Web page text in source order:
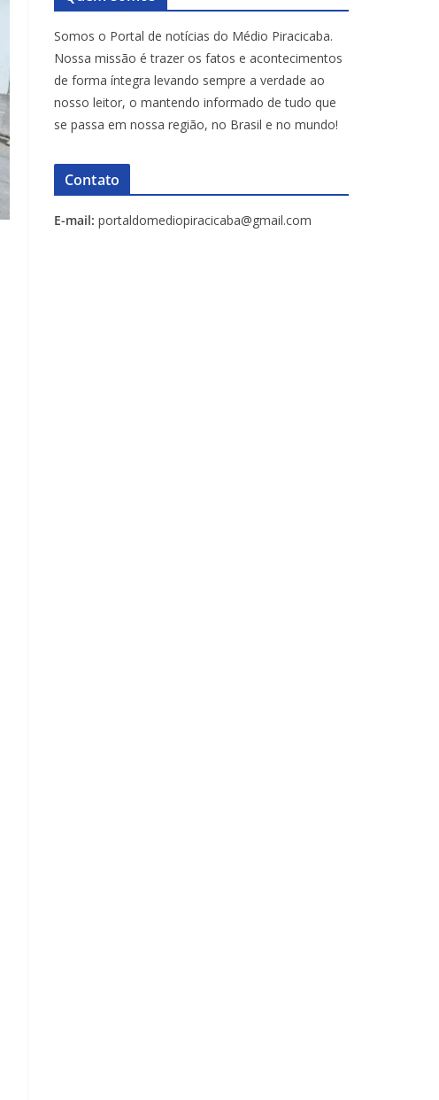
Somos o Portal de notícias do Médio Piracicaba.
Nossa missão é trazer os fatos e acontecimentos
de forma íntegra levando sempre a verdade ao
nosso leitor, o mantendo informado de tudo que
se passa em nossa região, no Brasil e no mundo!
Contato
E-mail: portaldomediopiracicaba@gmail.com